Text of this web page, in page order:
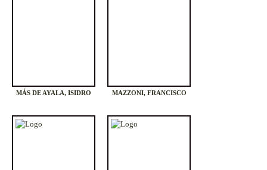
MÁS DE AYALA, ISIDRO MAZZONI, FRANCISCO